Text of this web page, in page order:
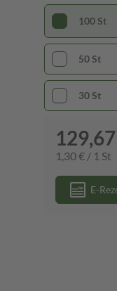
100 St
50 St
30 St
1,30 € / 1 St
E-